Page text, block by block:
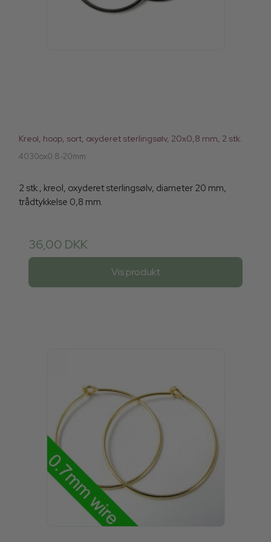
Kreol, hoop, sort, oxyderet sterlingsølv, 20x0,8 mm, 2 stk.
4030ox0.8-20mm
2 stk., kreol, oxyderet sterlingsølv, diameter 20 mm,
trådtykkelse 0,8 mm.
36,00 DKK
Vis produkt